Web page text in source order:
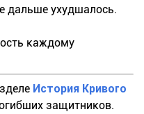
дальше ухудшалось.
каждому
История Кривого
защитников.